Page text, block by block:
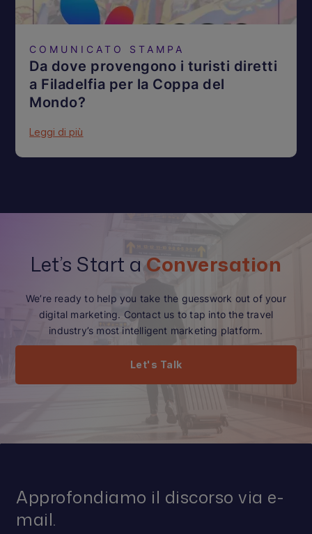
COMUNICATO STAMPA
Da dove provengono i turisti diretti
a Filadelfia per la Coppa del
Mondo?
Leggi di più
Let’s Start a Conversation
We’re ready to help you take the guesswork out of your
digital marketing. Contact us to tap into the travel
industry’s most intelligent marketing platform.
Let's Talk
Approfondiamo il discorso via e-
mail.